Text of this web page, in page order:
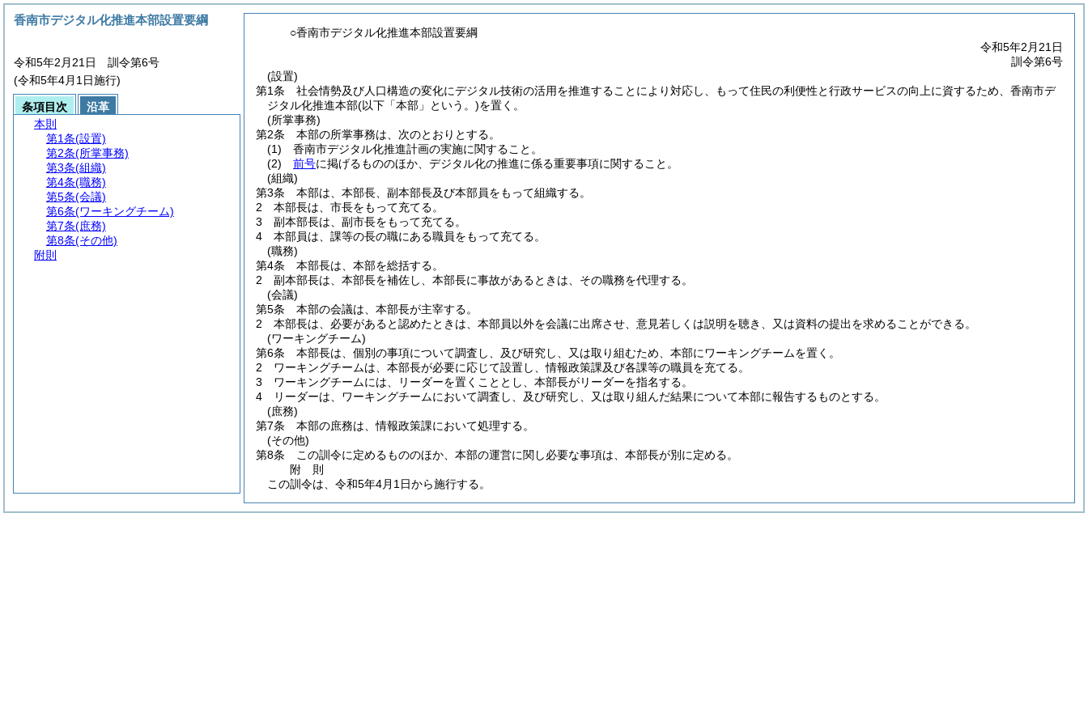
○香南市デジタル化推進本部設置要綱
令和5年2月21日
訓令第6号
(設置)
第1条
社会情勢及び人口構造の変化にデジタル技術の活用を推進することにより対応し、もって住民の利便性と行政サービスの向上に資するため、香南市デ
ジタル化推進本部(以下「本部」という。)を置く。
(所掌事務)
第2条
本部の所掌事務は、次のとおりとする。
(1)
香南市デジタル化推進計画の実施に関すること。
(2)
前号に掲げるもののほか、デジタル化の推進に係る重要事項に関すること。
(組織)
第3条
本部は、本部長、副本部長及び本部員をもって組織する。
2
本部長は、市長をもって充てる。
3
副本部長は、副市長をもって充てる。
4
本部員は、課等の長の職にある職員をもって充てる。
(職務)
第4条
本部長は、本部を総括する。
2
副本部長は、本部長を補佐し、本部長に事故があるときは、その職務を代理する。
(会議)
第5条
本部の会議は、本部長が主宰する。
2
本部長は、必要があると認めたときは、本部員以外を会議に出席させ、意見若しくは説明を聴き、又は資料の提出を求めることができる。
(ワーキングチーム)
第6条
本部長は、個別の事項について調査し、及び研究し、又は取り組むため、本部にワーキングチームを置く。
2
ワーキングチームは、本部長が必要に応じて設置し、情報政策課及び各課等の職員を充てる。
3
ワーキングチームには、リーダーを置くこととし、本部長がリーダーを指名する。
4
リーダーは、ワーキングチームにおいて調査し、及び研究し、又は取り組んだ結果について本部に報告するものとする。
(庶務)
第7条
本部の庶務は、情報政策課において処理する。
(その他)
第8条
この訓令に定めるもののほか、本部の運営に関し必要な事項は、本部長が別に定める。
附 則
この訓令は、令和5年4月1日から施行する。
香南市デジタル化推進本部設置要綱
令和5年2月21日 訓令第6号
(令和5年4月1日施行)
条項目次
沿革
本則
第1条(設置)
第2条(所掌事務)
第3条(組織)
第4条(職務)
第5条(会議)
第6条(ワーキングチーム)
第7条(庶務)
第8条(その他)
附則